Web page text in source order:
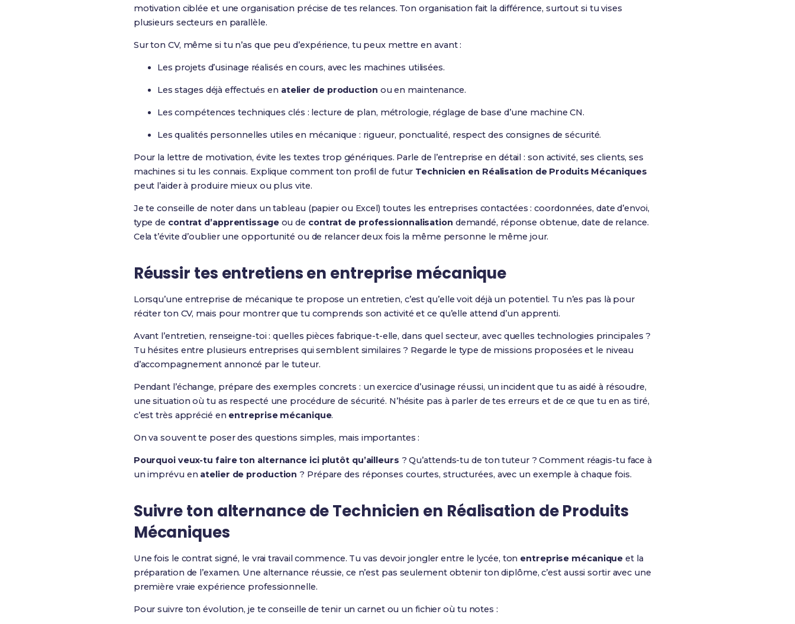
motivation ciblée et une organisation précise de tes relances. Ton organisation fait la différence, surtout si tu vises
plusieurs secteurs en parallèle.
Sur ton CV, même si tu n’as que peu d’expérience, tu peux mettre en avant :
Les projets d’usinage réalisés en cours, avec les machines utilisées.
Les stages déjà effectués en atelier de production ou en maintenance.
Les compétences techniques clés : lecture de plan, métrologie, réglage de base d’une machine CN.
Les qualités personnelles utiles en mécanique : rigueur, ponctualité, respect des consignes de sécurité.
Pour la lettre de motivation, évite les textes trop génériques. Parle de l’entreprise en détail : son activité, ses clients, ses
machines si tu les connais. Explique comment ton profil de futur Technicien en Réalisation de Produits Mécaniques
peut l’aider à produire mieux ou plus vite.
Je te conseille de noter dans un tableau (papier ou Excel) toutes les entreprises contactées : coordonnées, date d’envoi,
type de contrat d’apprentissageou de contrat de professionnalisation demandé, réponse obtenue, date de relance.
Cela t’évite d’oublier une opportunité ou de relancer deux fois la même personne le même jour.
Réussir tes entretiens en entreprise mécanique
Lorsqu’une entreprise de mécanique te propose un entretien, c’est qu’elle voit déjà un potentiel. Tu n’es pas là pour
réciter ton CV, mais pour montrer que tu comprends son activité et ce qu’elle attend d’un apprenti.
Avant l’entretien, renseigne-toi : quelles pièces fabrique-t-elle, dans quel secteur, avec quelles technologies principales ?
Tu hésites entre plusieurs entreprises qui semblent similaires ? Regarde le type de missions proposées et le niveau
d’accompagnement annoncé par le tuteur.
Pendant l’échange, prépare des exemples concrets : un exercice d’usinage réussi, un incident que tu as aidé à résoudre,
une situation où tu as respecté une procédure de sécurité. N’hésite pas à parler de tes erreurs et de ce que tu en as tiré,
c’est très apprécié en entreprise mécanique.
On va souvent te poser des questions simples, mais importantes :
Pourquoi veux-tu faire ton alternance ici plutôt qu’ailleurs ? Qu’attends-tu de ton tuteur ? Comment réagis-tu face à
un imprévu en atelier de production ? Prépare des réponses courtes, structurées, avec un exemple à chaque fois.
Suivre ton alternance de Technicien en Réalisation de Produits
Mécaniques
Une fois le contrat signé, le vrai travail commence. Tu vas devoir jongler entre le lycée, ton entreprise mécanique et la
préparation de l’examen. Une alternance réussie, ce n’est pas seulement obtenir ton diplôme, c’est aussi sortir avec une
première vraie expérience professionnelle.
Pour suivre ton évolution, je te conseille de tenir un carnet ou un fichier où tu notes :